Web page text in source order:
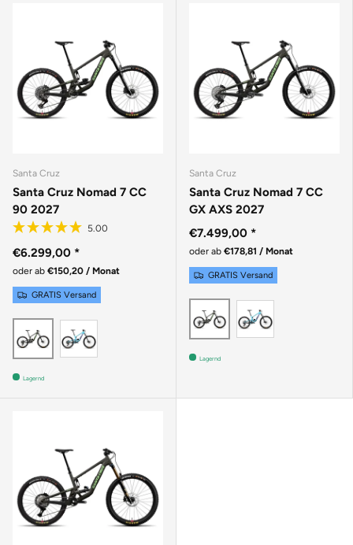
Santa Cruz
Santa Cruz Nomad 7 CC
90 2027
€6.299,00 *
oder ab €150,20 / Monat
GRATIS Versand
MATTE METALLIC EARTH
GLOSS AQUA MAGENTA
Lagernd
Santa Cruz
Santa Cruz Nomad 7 CC
GX AXS 2027
€7.499,00 *
oder ab €178,81 / Monat
GRATIS Versand
MATTE METALLIC
Lagernd